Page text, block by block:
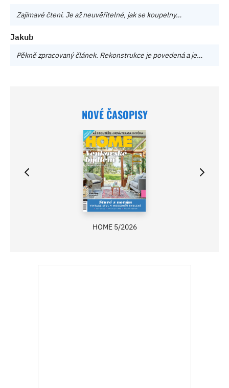
Zajímavé čtení. Je až neuvěřitelné, jak se koupelny…
Jakub
Pěkně zpracovaný článek. Rekonstrukce je povedená a je…
NOVÉ ČASOPISY
HOME 5/2026